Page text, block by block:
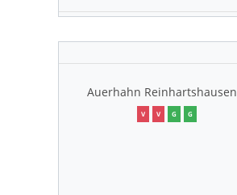
Auerhahn Reinhartshausen
V V G G